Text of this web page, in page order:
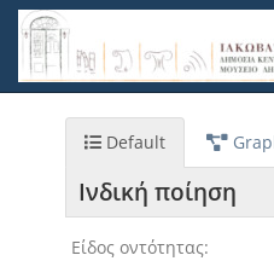
Παράκαμψη
προς
κυρίως
Default
Ινδική ποίηση
Είδος οντότητας